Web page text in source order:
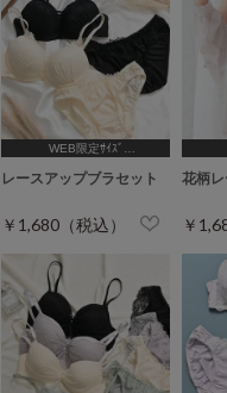
WEB限定ｻｲｽﾞ
レースアップブラセット
￥1,680（税込）
花柄
￥